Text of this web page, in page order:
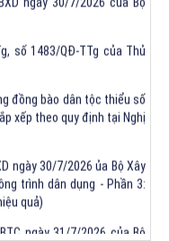
xếp theo quy định tại Nghị
trình dân dụng - Phần 3:
quả)